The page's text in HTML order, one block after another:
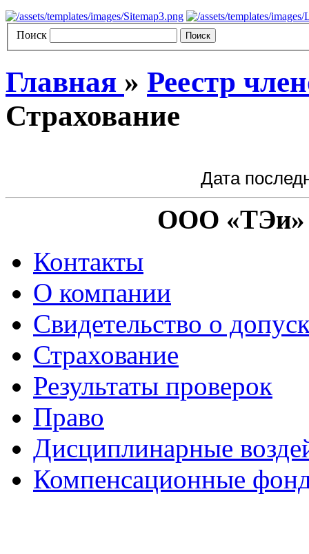
Поиск
Главная » Реестр
Страхование
Дата
ООО «ТЭи»
Контакты
О компании
Свидетельство о
Страхование
Результаты проверок
Право
Дисциплинарные
Компенсационные